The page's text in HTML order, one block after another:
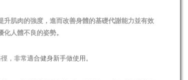
肌肉的強度，進而改善身體的基礎代謝能力並有效
人體不良的姿勢。
，非常適合健身新手做使用。